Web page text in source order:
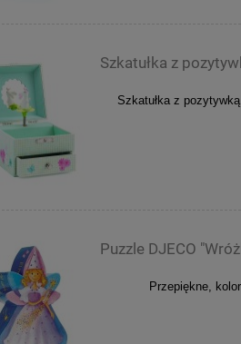
Szkatułka z
Szkatułka z
Puzzle DJECO
Przepiękne,